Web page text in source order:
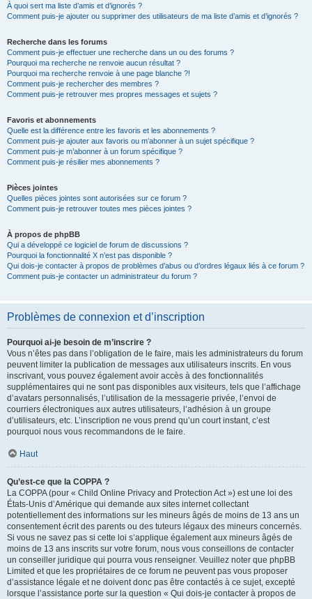
À quoi sert ma liste d’amis et d’ignorés ?
Comment puis-je ajouter ou supprimer des utilisateurs de ma liste d’amis et d’ignorés ?
Recherche dans les forums
Comment puis-je effectuer une recherche dans un ou des forums ?
Pourquoi ma recherche ne renvoie aucun résultat ?
Pourquoi ma recherche renvoie à une page blanche ?!
Comment puis-je rechercher des membres ?
Comment puis-je retrouver mes propres messages et sujets ?
Favoris et abonnements
Quelle est la différence entre les favoris et les abonnements ?
Comment puis-je ajouter aux favoris ou m’abonner à un sujet spécifique ?
Comment puis-je m’abonner à un forum spécifique ?
Comment puis-je résilier mes abonnements ?
Pièces jointes
Quelles pièces jointes sont autorisées sur ce forum ?
Comment puis-je retrouver toutes mes pièces jointes ?
À propos de phpBB
Qui a développé ce logiciel de forum de discussions ?
Pourquoi la fonctionnalité X n’est pas disponible ?
Qui dois-je contacter à propos de problèmes d’abus ou d’ordres légaux liés à ce forum ?
Comment puis-je contacter un administrateur du forum ?
Problèmes de connexion et d’inscription
Pourquoi ai-je besoin de m’inscrire ?
Vous n’êtes pas dans l’obligation de le faire, mais les administrateurs du forum
peuvent limiter la publication de messages aux utilisateurs inscrits. En vous
inscrivant, vous pouvez également avoir accès à des fonctionnalités
supplémentaires qui ne sont pas disponibles aux visiteurs, tels que l’affichage
d’avatars personnalisés, l’utilisation de la messagerie privée, l’envoi de
courriers électroniques aux autres utilisateurs, l’adhésion à un groupe
d’utilisateurs, etc. L’inscription ne vous prend qu’un court instant, c’est
pourquoi nous vous recommandons de le faire.
Haut
Qu’est-ce que la COPPA ?
La COPPA (pour « Child Online Privacy and Protection Act ») est une loi des
États-Unis d’Amérique qui demande aux sites internet collectant
potentiellement des informations sur les mineurs âgés de moins de 13 ans un
consentement écrit des parents ou des tuteurs légaux des mineurs concernés.
Si vous ne savez pas si cette loi s’applique également aux mineurs âgés de
moins de 13 ans inscrits sur votre forum, nous vous conseillons de contacter
un conseiller juridique qui pourra vous renseigner. Veuillez noter que phpBB
Limited et que les propriétaires de ce forum ne peuvent pas vous proposer
d’assistance légale et ne doivent donc pas être contactés à ce sujet, excepté
lorsque l’assistance porte sur la question « Qui dois-je contacter à propos de